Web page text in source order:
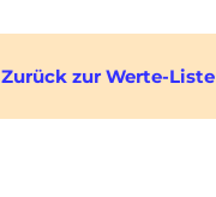
Zurück zur Werte-Liste